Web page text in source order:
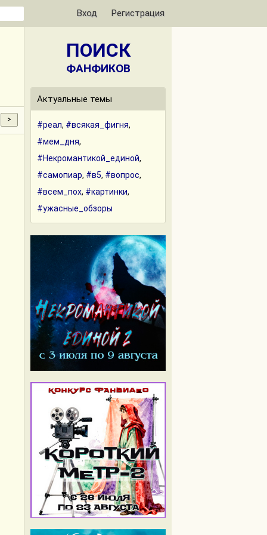
Вход Регистрация
ПОИСК
ФАНФИКОВ
Актуальные темы
#реал, #всякая_фигня,
#мем_дня,
#Некромантикой_единой,
#самопиар, #в5, #вопрос,
#всем_пох, #картинки,
#ужасные_обзоры